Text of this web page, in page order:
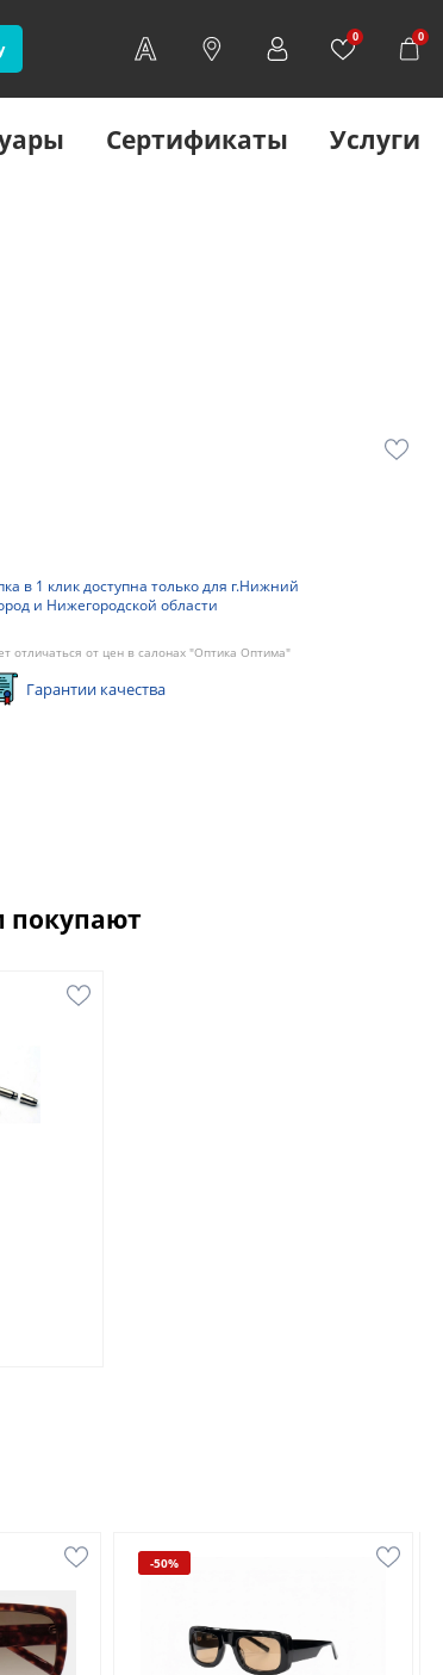
0 0
Сертификаты Услуги
в 1 клик доступна только для г.Нижний
и Нижегородской области
отличаться от цен в салонах "Оптика Оптима"
Гарантии качества
покупают
-50%